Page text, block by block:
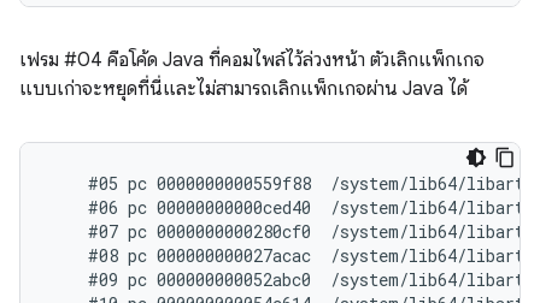
เฟรม #04 คือโค้ด Java ที่คอมไพล์ไว้ล่วงหน้า ตัวเลิกแพ็กเกจ
แบบเก่าจะหยุดที่นี่และไม่สามารถเลิกแพ็กเกจผ่าน Java ได้
#05 pc 0000000000559f88  /system/lib64/
#06 pc 00000000000ced40  /system/lib64/
#07 pc 0000000000280cf0  /system/lib64/
#08 pc 000000000027acac  /system/lib64/
#09 pc 000000000052abc0  /system/lib64/